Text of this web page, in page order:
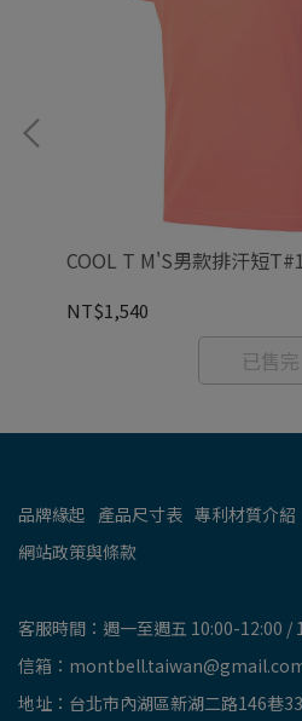
COOL T M'S男款排汗短
NT$1,540
已售完
品牌緣起 產品尺寸表 專利材質介紹
網站政策與條款
客服時間：週一至週五 10:00-12:00 /
信箱：
地址：台北市內湖區新湖二路146巷